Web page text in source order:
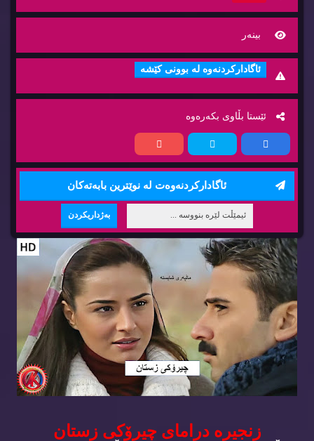
بینه‌ر
ئاگاداركردنه‌وه‌ له‌ بوونی كێشه‌
ئێستا بڵاوی بكه‌ره‌وه‌
ئاگاداركردنه‌وه‌ت له‌ نوێترین بابه‌ته‌كان
زنجیره‌ درامای چیرۆكی زستان